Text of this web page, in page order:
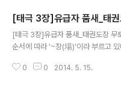
장에 이르는 팔괘의 의미는 태극 품
태극 4장 : 팔괘의 진(震)을 의미하
고 큰 힘과 위엄 있는 뜻을 지니고 있
[태극 3장]유급자 품새_태
[태극 3장]유급자 품새_태권도장 무
순서에 따라 '~장(場)'이라 부르고
한 것이었으나 '흙 토(土)가 의미요소
0 0 2014. 5. 15.